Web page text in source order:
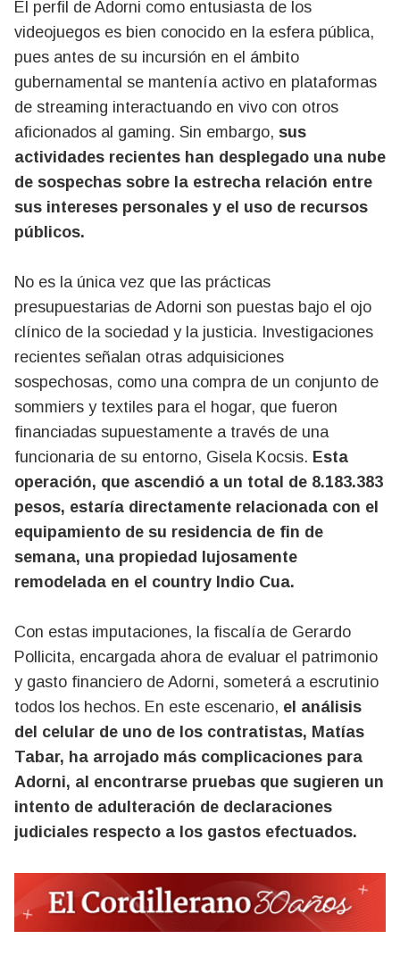
El perfil de Adorni como entusiasta de los
videojuegos es bien conocido en la esfera pública,
pues antes de su incursión en el ámbito
gubernamental se mantenía activo en plataformas
de streaming interactuando en vivo con otros
aficionados al gaming. Sin embargo, sus
actividades recientes han desplegado una nube
de sospechas sobre la estrecha relación entre
sus intereses personales y el uso de recursos
públicos.
No es la única vez que las prácticas
presupuestarias de Adorni son puestas bajo el ojo
clínico de la sociedad y la justicia. Investigaciones
recientes señalan otras adquisiciones
sospechosas, como una compra de un conjunto de
sommiers y textiles para el hogar, que fueron
financiadas supuestamente a través de una
funcionaria de su entorno, Gisela Kocsis. Esta
operación, que ascendió a un total de 8.183.383
pesos, estaría directamente relacionada con el
equipamiento de su residencia de fin de
semana, una propiedad lujosamente
remodelada en el country Indio Cua.
Con estas imputaciones, la fiscalía de Gerardo
Pollicita, encargada ahora de evaluar el patrimonio
y gasto financiero de Adorni, someterá a escrutinio
todos los hechos. En este escenario, el análisis
del celular de uno de los contratistas, Matías
Tabar, ha arrojado más complicaciones para
Adorni, al encontrarse pruebas que sugieren un
intento de adulteración de declaraciones
judiciales respecto a los gastos efectuados.